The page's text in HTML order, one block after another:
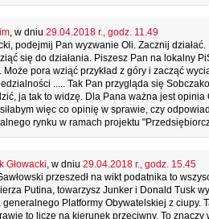
, w dniu 29.04.2018 r., godz. 11.49
podejmij Pan wyzwanie Oli. Zacznij
się do działania. Piszesz Pan na lokalny
Może pora wziąć przykład z góry i zacząć
..... Tak Pan przygląda się
ja tak to widzę. Dla Pana ważna jest opinia
więc co opinię w sprawie, czy
rynku w ramach projektu
Głowacki, w dniu 29.04.2018 r., godz. 15.45
przeszedł na wikt podatnika to
Putina, towarzysz Junker i Donald Tusk
Platformy Obywatelskiej z ciupy.
to liczę na kierunek przeciwny. To